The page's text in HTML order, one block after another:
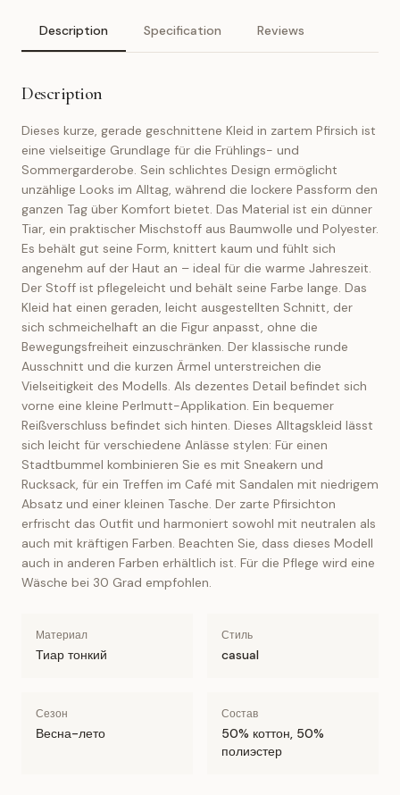
Description Specification Reviews
Description
Dieses kurze, gerade geschnittene Kleid in zartem Pfirsich ist
eine vielseitige Grundlage für die Frühlings- und
Sommergarderobe. Sein schlichtes Design ermöglicht
unzählige Looks im Alltag, während die lockere Passform den
ganzen Tag über Komfort bietet. Das Material ist ein dünner
Tiar, ein praktischer Mischstoff aus Baumwolle und Polyester.
Es behält gut seine Form, knittert kaum und fühlt sich
angenehm auf der Haut an – ideal für die warme Jahreszeit.
Der Stoff ist pflegeleicht und behält seine Farbe lange. Das
Kleid hat einen geraden, leicht ausgestellten Schnitt, der
sich schmeichelhaft an die Figur anpasst, ohne die
Bewegungsfreiheit einzuschränken. Der klassische runde
Ausschnitt und die kurzen Ärmel unterstreichen die
Vielseitigkeit des Modells. Als dezentes Detail befindet sich
vorne eine kleine Perlmutt-Applikation. Ein bequemer
Reißverschluss befindet sich hinten. Dieses Alltagskleid lässt
sich leicht für verschiedene Anlässe stylen: Für einen
Stadtbummel kombinieren Sie es mit Sneakern und
Rucksack, für ein Treffen im Café mit Sandalen mit niedrigem
Absatz und einer kleinen Tasche. Der zarte Pfirsichton
erfrischt das Outfit und harmoniert sowohl mit neutralen als
auch mit kräftigen Farben. Beachten Sie, dass dieses Modell
auch in anderen Farben erhältlich ist. Für die Pflege wird eine
Wäsche bei 30 Grad empfohlen.
Материал
Тиар тонкий
Стиль
casual
Сезон
Весна-лето
Состав
50% коттон, 50%
полиэстер